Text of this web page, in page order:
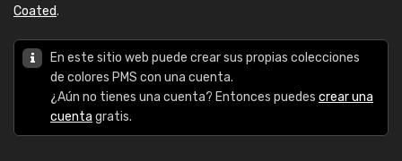
Coated.
En este sitio web puede crear sus propias colecciones
de colores PMS con una cuenta.
¿Aún no tienes una cuenta? Entonces puedes crear una
cuenta gratis.